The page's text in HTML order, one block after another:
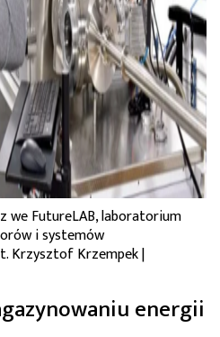
we FutureLAB, laboratorium
i systemów
Krzysztof Krzempek |
energii